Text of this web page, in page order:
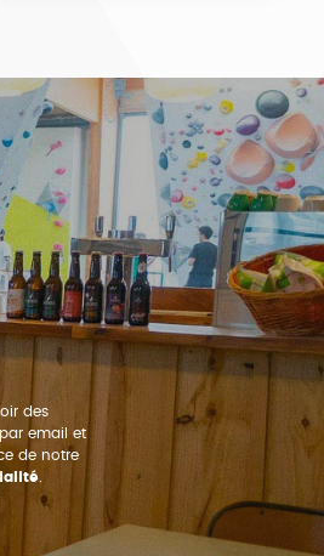
des
email et
de notre
.